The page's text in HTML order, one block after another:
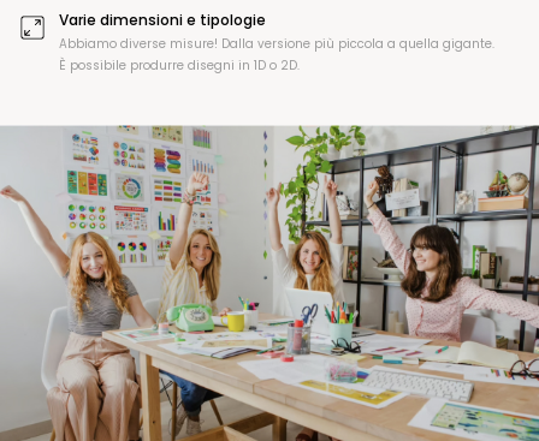
Varie dimensioni e tipologie
Abbiamo diverse misure! Dalla versione più piccola a quella gigante.
È possibile produrre disegni in 1D o 2D.